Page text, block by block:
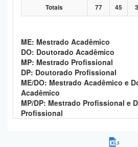
Totais 77 45 3
ME: Mestrado Acadêmico
DO: Doutorado Acadêmico
MP: Mestrado Profissional
DP: Doutorado Profissional
ME/DO: Mestrado Acadêmico e
Acadêmico
MP/DP: Mestrado Profissional e
Profissional